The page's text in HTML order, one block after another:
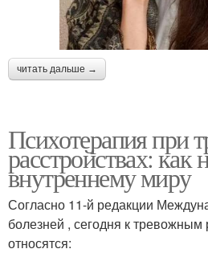
читать дальше →
Психотерапия при
расстройствах: как
внутреннему миру
Согласно 11-й редакции
болезней , сегодня к тревожным
относятся: